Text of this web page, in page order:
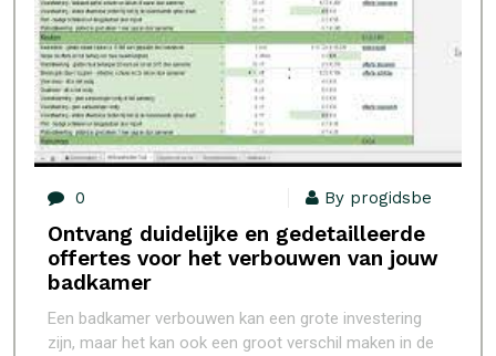
0 By progidsbe
Ontvang duidelijke en gedetailleerde
offertes voor het verbouwen van jouw
badkamer
Een badkamer verbouwen kan een grote investering
zijn, maar het kan ook een groot verschil maken in de